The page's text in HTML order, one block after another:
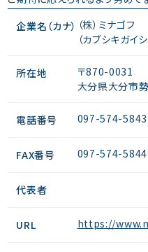
企業名（カナ） （株）ミナゴフ
（カブシキガイ
所在地
〒870-0031
大分県大分市
電話番号 097-574-5843
FAX番号 097-574-5844
代表者
URL https://